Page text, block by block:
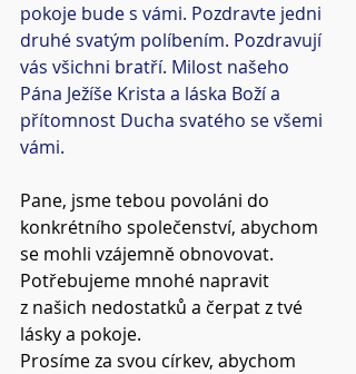
pokoje bude s vámi. Pozdravte jedni
druhé svatým políbením. Pozdravují
vás všichni bratří. Milost našeho
Pána Ježíše Krista a láska Boží a
přítomnost Ducha svatého se všemi
vámi.
Pane, jsme tebou povoláni do
konkrétního společenství, abychom
se mohli vzájemně obnovovat.
Potřebujeme mnohé napravit
z našich nedostatků a čerpat z tvé
lásky a pokoje.
Prosíme za svou církev, abychom